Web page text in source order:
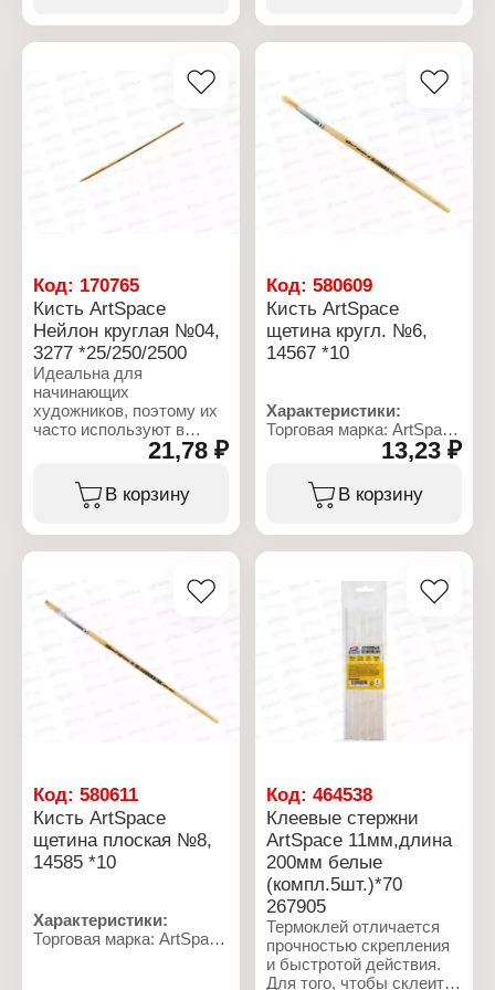
Тип товара: Кисть
Назначение:
художественная
Торговая марка: ArtSpace
Артикул: 3283
Тип товара: Кисть
художественная
Код: 170765
Кисть ArtSpace
Нейлон круглая №04,
3277 *25/250/2500
Идеальна для
начинающих
художников, поэтому их
часто используют в
учреждениях. Кисть
круглой формы с
Характеристики:
Торговая марка: ArtSpace
Артикул: 3277
Тип товара: Кисть
21,78 ₽
В корзину
Код:580609
Кисть ArtSpace
щетина кругл. №6,
14567 *10
Характеристики:
Торговая марка: ArtSpace
Артикул: 14567
Назначение:
художественная
13,23 ₽
В корзину
Код: 580611
Кисть ArtSpace
щетина плоская №8,
14585 *10
Характеристики:
Торговая марка: ArtSpace
Код:464538
Клеевые стержни
ArtSpace 11мм,длина
200мм белые
(компл.5шт.)*70
267905
Термоклей отличается
прочностью скрепления
и быстротой действия.
Для того, чтобы склеить